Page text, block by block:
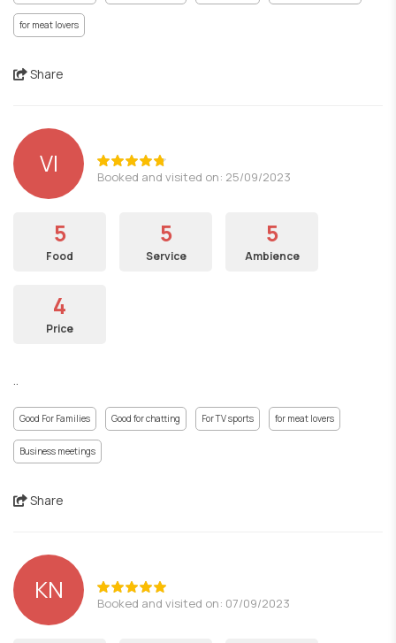
for meat lovers
Share
VI Booked and visited on: 25/09/2023
5
Food
5
Service
5
Ambience
4
Price
..
Good For Families Good for chatting For TV sports for meat lovers
Business meetings
Share
ΚΝ Booked and visited on: 07/09/2023